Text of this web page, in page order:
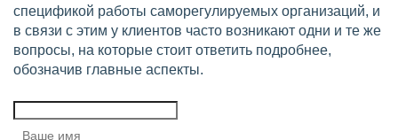
спецификой работы саморегулируемых организаций, и
в связи с этим у клиентов часто возникают одни и те же
вопросы, на которые стоит ответить подробнее,
обозначив главные аспекты.